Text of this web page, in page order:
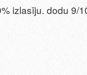
izlasīju. dodu 9/